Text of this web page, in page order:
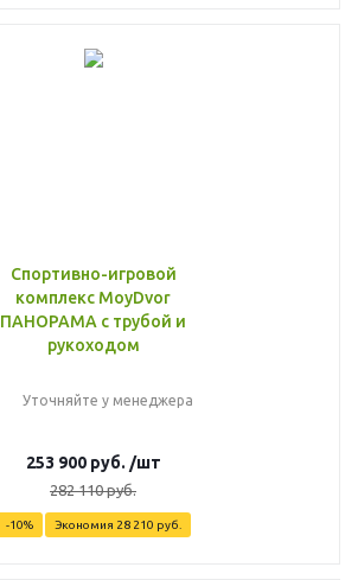
Спортивно-игровой
комплекс MoyDvor
ПАНОРАМА с трубой и
рукоходом
Уточняйте у менеджера
253 900руб. /шт
282 110руб.
-10% Экономия 28 210 руб.